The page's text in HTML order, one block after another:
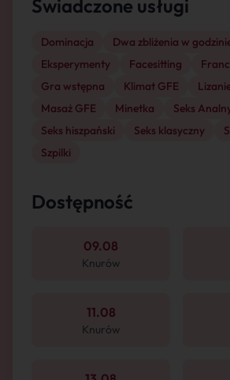
Świadczone usługi
Dominacja
Dwa zbliżenia w
Eksperymenty
Facesitting
Gra wstępna
Klimat GFE
Masaż GFE
Minetka Seks
Seks hiszpański
Seks klasyczny
Szpilki
Dostępność
09.08
Knurów
11.08
Knurów